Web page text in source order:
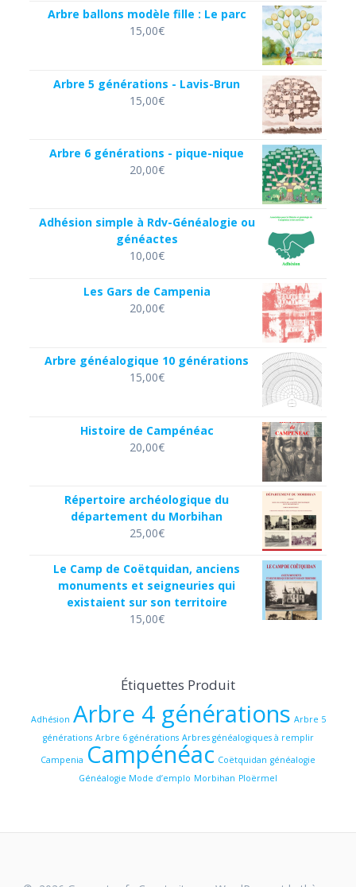
Arbre ballons modèle fille : Le parc
15,00€
Arbre 5 générations - Lavis-Brun
15,00€
Arbre 6 générations - pique-nique
20,00€
Adhésion simple à Rdv-Généalogie ou
généactes
10,00€
Les Gars de Campenia
20,00€
Arbre généalogique 10 générations
15,00€
Histoire de Campénéac
20,00€
Répertoire archéologique du
département du Morbihan
25,00€
Le Camp de Coëtquidan, anciens
monuments et seigneuries qui
existaient sur son territoire
15,00€
Étiquettes Produit
Adhésion Arbre 4 générations Arbre 5
générations Arbre 6 générations Arbres généalogiques à remplir
Campenia Campénéac Coëtquidan généalogie
Généalogie Mode d’emplo Morbihan Ploërmel